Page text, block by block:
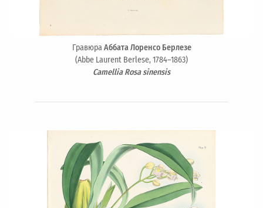
ГравюраАббата Лоренсо Берлезе
(Abbe Laurent Berlese, 1784–1863)
Camellia Rosa sinensis